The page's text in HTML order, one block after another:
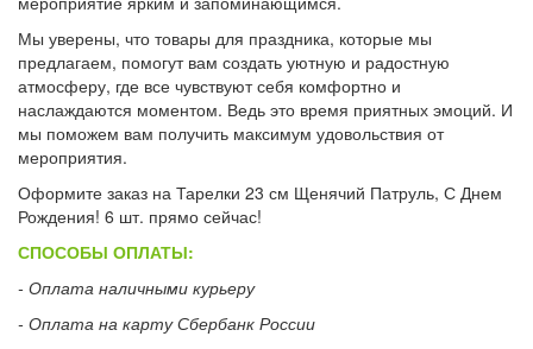
Мы уверены, что товары для праздника, которые мы
предлагаем, помогут вам создать уютную и радостную
атмосферу, где все чувствуют себя комфортно и
наслаждаются моментом. Ведь это время приятных эмоций. И
мы поможем вам получить максимум удовольствия от
мероприятия.
Оформите заказ на Тарелки 23 см Щенячий Патруль, С Днем
Рождения! 6 шт. прямо сейчас!
СПОСОБЫ ОПЛАТЫ:
- Оплата наличными курьеру
- Оплата на карту Сбербанк России